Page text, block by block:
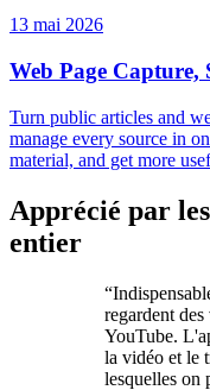
13 mai 2026
Web Page
Turn public articles and
manage every source in
material, and get more
Apprécié par
entier
“
regardent
YouTube.
la vidéo et le
lesquelles on